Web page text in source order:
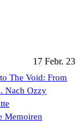
17 Febr. 23
The Void: From
Nach Ozzy
Memoiren